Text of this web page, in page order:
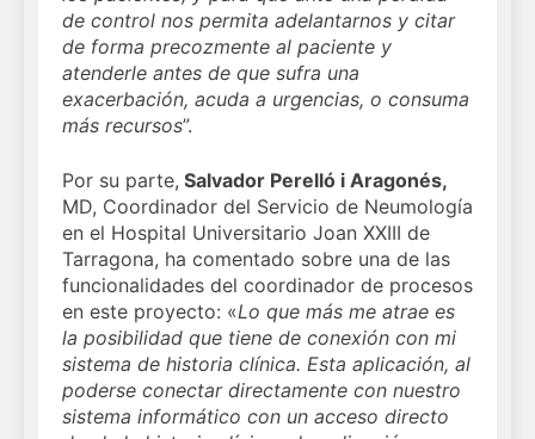
de control nos permita adelantarnos y citar
de forma precozmente al paciente y
atenderle antes de que sufra una
exacerbación, acuda a urgencias, o consuma
más recursos”.
Por su parte, Salvador Perelló i Aragonés,
MD, Coordinador del Servicio de Neumología
en el Hospital Universitario Joan XXIII de
Tarragona, ha comentado sobre una de las
funcionalidades del coordinador de procesos
en este proyecto: «Lo que más me atrae es
la posibilidad que tiene de conexión con mi
sistema de historia clínica. Esta aplicación, al
poderse conectar directamente con nuestro
sistema informático con un acceso directo